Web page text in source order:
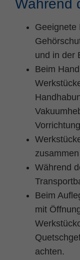
Während
Geeignete
und in der
Beim
Während
Beim
mit
achten.